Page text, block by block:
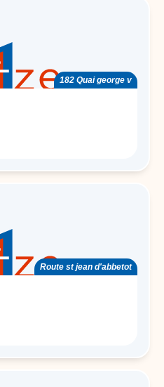
182 Quai george v
Route st jean d'abbetot